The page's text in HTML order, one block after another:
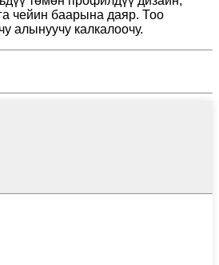
чейин баарына даяр. Тоо
алынуучу калкалоочу.